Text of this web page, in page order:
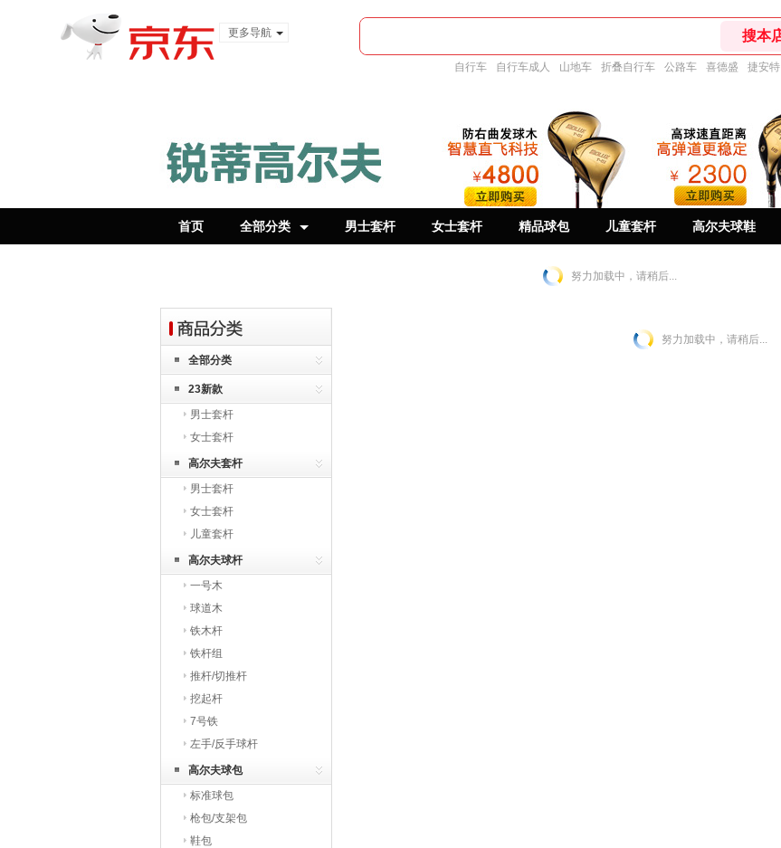
更多导航
自行车 自行车成人 山地车 折叠自行车 公路车 喜德盛 捷安特
首页 全部分类 男士套杆 女士套杆 精品球包 儿童套杆 高尔夫球鞋
努力加载中，请稍后...
全部分类
23新款
男士套杆
女士套杆
高尔夫套杆
男士套杆
女士套杆
儿童套杆
高尔夫球杆
一号木
球道木
铁木杆
铁杆组
推杆/切推杆
挖起杆
7号铁
左手/反手球杆
高尔夫球包
标准球包
枪包/支架包
鞋包
努力加载中，请稍后...